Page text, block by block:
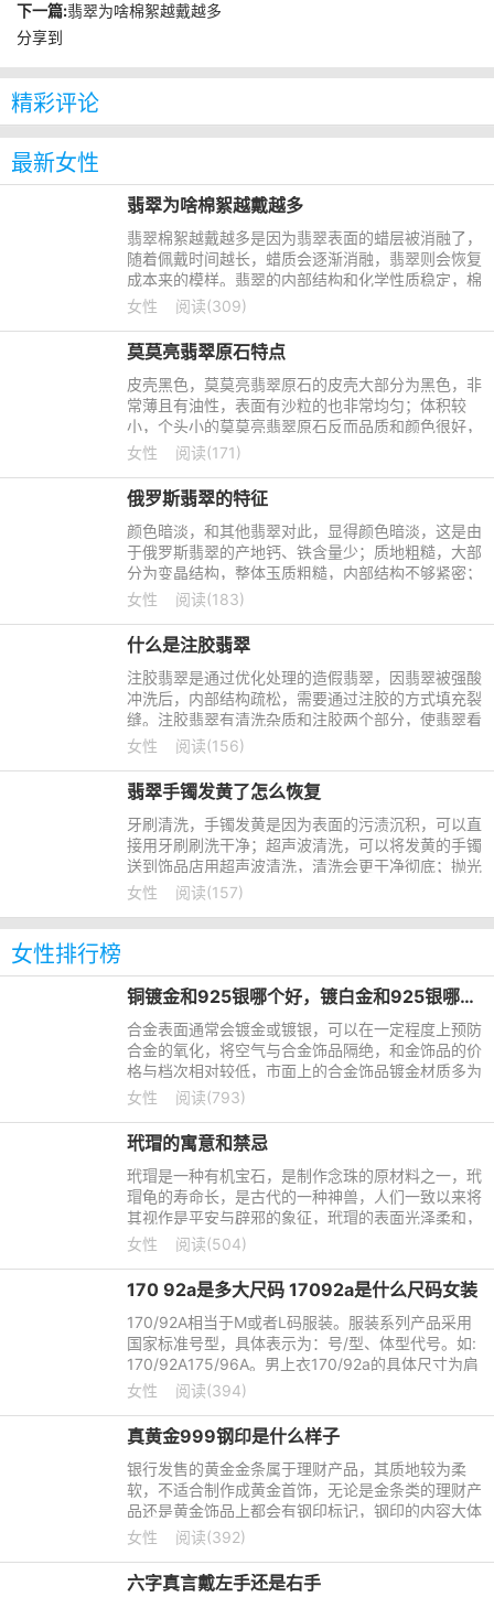
下一篇:翡翠为啥棉絮越戴越多
分享到
精彩评论
最新女性
翡翠为啥棉絮越戴越多
翡翠棉絮越戴越多是因为翡翠表面的蜡层被消融了，
随着佩戴时间越长，蜡质会逐渐消融，翡翠则会恢复
成本来的模样。翡翠的内部结构和化学性质稳定，棉
絮越戴越多有可能是翡翠的玉质不好。平时在佩戴翡
女性 阅读(309)
莫莫亮翡翠原石特点
皮壳黑色，莫莫亮翡翠原石的皮壳大部分为黑色，非
常薄且有油性，表面有沙粒的也非常均匀；体积较
小，个头小的莫莫亮翡翠原石反而品质和颜色很好，
但是产量较少，比较少见；有胶质感，有的表面会有
女性 阅读(171)
俄罗斯翡翠的特征
颜色暗淡，和其他翡翠对此，显得颜色暗淡，这是由
于俄罗斯翡翠的产地钙、铁含量少；质地粗糙，大部
分为变晶结构，整体玉质粗糙，内部结构不够紧密；
透明度低，组成中的钠铬辉石含量较低，看起来水分
女性 阅读(183)
什么是注胶翡翠
注胶翡翠是通过优化处理的造假翡翠，因翡翠被强酸
冲洗后，内部结构疏松，需要通过注胶的方式填充裂
缝。注胶翡翠有清洗杂质和注胶两个部分，使翡翠看
起来更加饱满美丽。注胶翡翠可以从颜色和光泽上鉴
女性 阅读(156)
翡翠手镯发黄了怎么恢复
牙刷清洗，手镯发黄是因为表面的污渍沉积，可以直
接用牙刷刷洗干净；超声波清洗，可以将发黄的手镯
送到饰品店用超声波清洗，清洗会更干净彻底；抛光
上蜡，将发黄的手镯打磨抛光后，发黄处会消失，再
女性 阅读(157)
女性排行榜
铜镀金和925银哪个好，镀白金和925银哪个好
合金表面通常会镀金或镀银，可以在一定程度上预防
合金的氧化，将空气与合金饰品隔绝，和金饰品的价
格与档次相对较低，市面上的合金饰品镀金材质多为
白金和925银。那么，铜镀金和925银哪个好，镀白
女性 阅读(793)
玳瑁的寓意和禁忌
玳瑁是一种有机宝石，是制作念珠的原材料之一，玳
瑁龟的寿命长，是古代的一种神兽，人们一致以来将
其视作是平安与辟邪的象征，玳瑁的表面光泽柔和，
鳞片的内部含有很多的黑褐色斑纹。那么，玳瑁的寓
女性 阅读(504)
170 92a是多大尺码 17092a是什么尺码女装
170/92A相当于M或者L码服装。服装系列产品采用
国家标准号型，具体表示为：号/型、体型代号。如:
170/92A175/96A。男上衣170/92a的具体尺寸为肩
宽为50厘米，臂长为60厘米。常见服装型号标法：
女性 阅读(394)
真黄金999钢印是什么样子
银行发售的黄金金条属于理财产品，其质地较为柔
软，不适合制作成黄金首饰，无论是金条类的理财产
品还是黄金饰品上都会有钢印标记，钢印的内容大体
可分为两个部分，包含黄金的材质和金属含量。那
女性 阅读(392)
六字真言戴左手还是右手